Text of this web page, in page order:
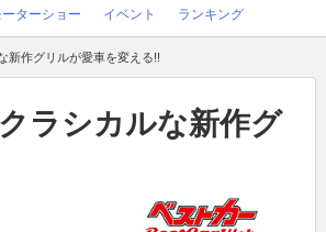
ーターショー イベント ランキング
新作グリルが愛車を変える!!
ラシカルな新作グ